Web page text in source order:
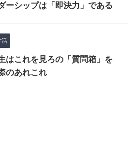
ーシップは「即決力」である
活
はこれを見ろの「質問箱」を
のあれこれ